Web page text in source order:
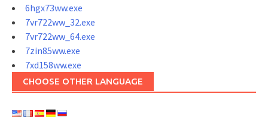
6hgx73ww.exe
7vr722ww_32.exe
7vr722ww_64.exe
7zin85ww.exe
7xd158ww.exe
CHOOSE OTHER LANGUAGE